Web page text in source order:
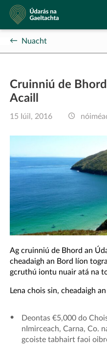
Údarás
na
Gaeltachta
Nuacht
Cruinniú de
Acaill
15 Iúil, 2016
Ag cruinniú de Bhord an
cheadaigh an Bord líon
gcruthú iontu nuair atá na
Lena chois sin, cheadaigh
Deontas €5,000 do
nImirceach, Carna, Co.
gcoiste tabhairt faoi